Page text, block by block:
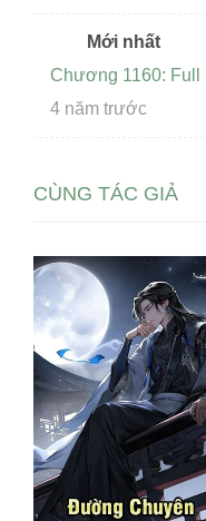
Mới nhất
Chương 1160: Full
4 năm trước
CÙNG TÁC GIẢ